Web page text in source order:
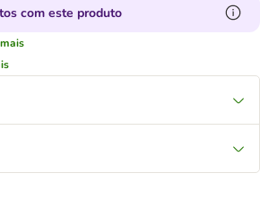
com este produto
mais